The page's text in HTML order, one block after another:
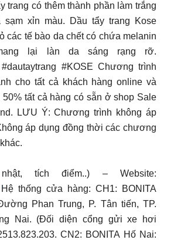
trang có thêm thành phần làm trắng
sạm xỉn màu. Dầu tẩy trang Kose
các tế bào da chết có chứa melanin
lại làn da sáng rạng rỡ.
#KOSE Chương trình
cho tất cả khách hàng online và
tất cả hàng có sẵn ở shop Sale
LƯU Ý: Chương trình không áp
áp dụng đồng thời các chương
tích điểm..) – Website:
thống cửa hàng: CH1: BONITA
Phan Trung, P. Tân tiến, TP.
Nai. (Đối diện cổng gửi xe hơi
CN2: BONITA Hố Nai: